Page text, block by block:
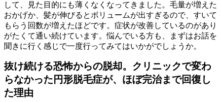
して、見た目的にも薄くなくなってきました。毛量が増えた
おかげか、髪が伸びるとボリュームが出すぎるので、すいて
もらう回数が増えたほどです。症状が改善しているのがあり
がたくて通い続けています。悩んでいる方も、まずはお話を
聞きに行く感じで一度行ってみてはいかがでしょうか。
抜け続ける恐怖からの脱却。クリニックで変わ
らなかった円形脱毛症が、ほぼ完治まで回復し
た理由